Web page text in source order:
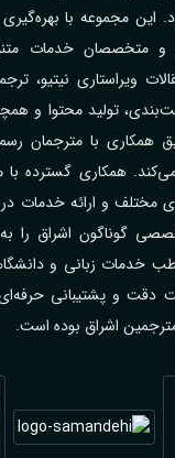
این مجموعه با بهره‌گیری
و متخصصان خدمات
ویراستاری نیتیو،
تولید محتوا و
همکاری با مترجمان
همکاری گسترده با
گوناگون اشراق را
خدمات زبانی و
دقت و پشتیبانی
اشراق بوده است.